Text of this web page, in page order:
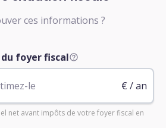
ces informations ?
foyer fiscal
€ / an
net avant impôts de votre foyer fiscal en